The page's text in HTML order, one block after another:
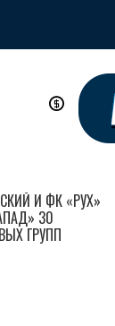
И ФК «РУХ»
30
ГРУПП